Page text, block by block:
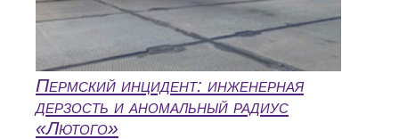
Пермский инцидент: инженерная
дерзость и аномальный радиус
«Лютого»